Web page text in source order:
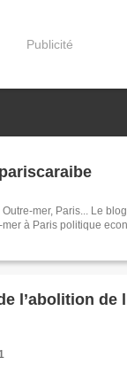
Publicité
mer, Paris... Le
à Paris politique
l’abolition de